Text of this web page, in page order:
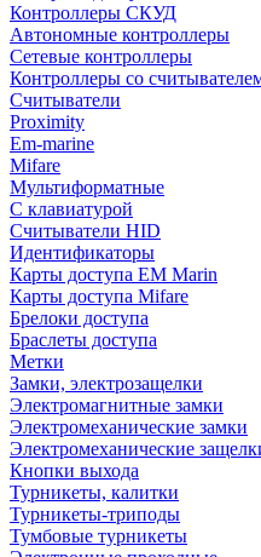
Контроллеры СКУД
Автономные контроллеры
Сетевые контроллеры
Контроллеры со
Считыватели
Proximity
Em-marine
Mifare
Мультиформатные
С клавиатурой
Считыватели HID
Идентификаторы
Карты доступа EM Marin
Карты доступа Mifare
Брелоки доступа
Браслеты доступа
Метки
Замки, электрозащелки
Электромагнитные замки
Электромеханические замки
Электромеханические
Кнопки выхода
Турникеты, калитки
Турникеты-триподы
Тумбовые турникеты